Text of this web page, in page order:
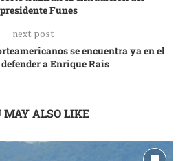
Funes
next post
se encuentra ya en el
a Enrique Rais
MAY ALSO LIKE